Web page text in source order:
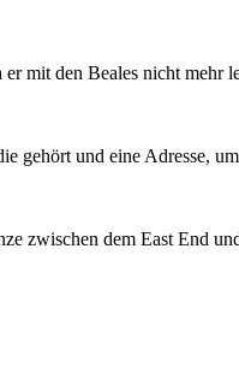
mit den Beales nicht mehr
gehört und eine Adresse,
zwischen dem East End